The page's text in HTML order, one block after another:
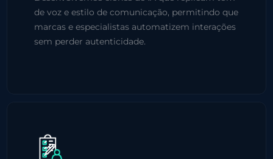
de voz e estilo de comunicação, permitindo que
marcas e especialistas automatizem interações
sem perder autenticidade.